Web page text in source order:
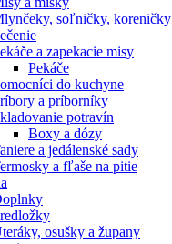
soľničky, koreničky
a zapekacie misy
Pekáče
do kuchyne
a príborníky
potravín
Boxy a dózy
a jedálenské sady
a fľaše na pitie
osušky a župany